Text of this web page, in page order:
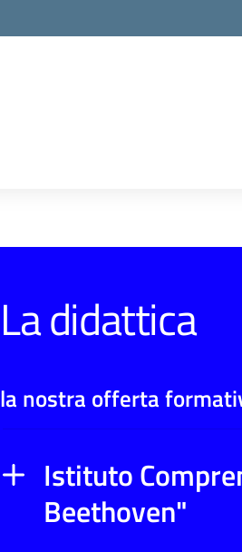
La didattica
la nostra offerta
Istituto
Beethoven"